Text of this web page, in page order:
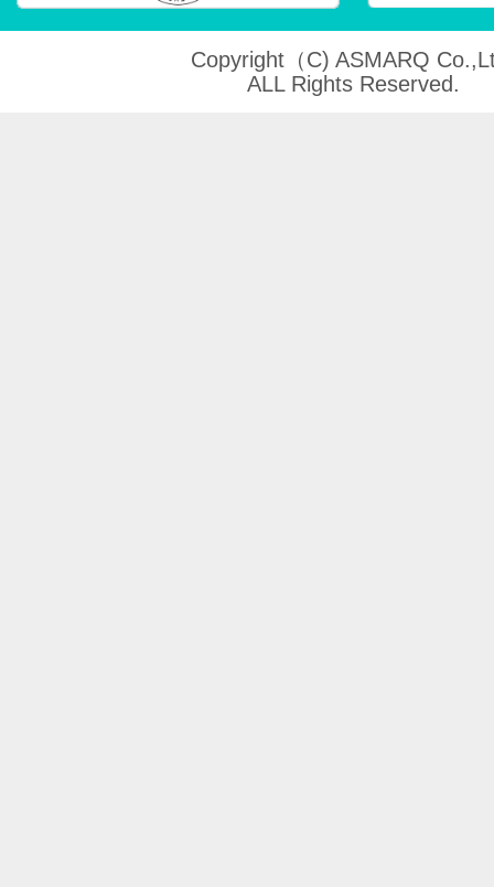
Copyright（C) ASMARQ
ALL Rights Reserved.